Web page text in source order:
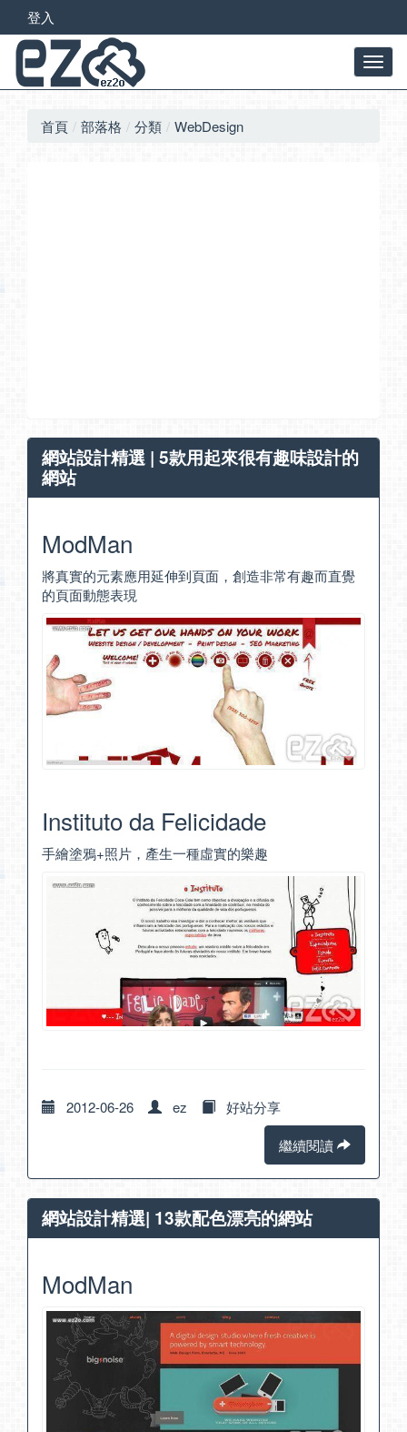
登入
首頁 部落格 分類 WebDesign
網站設計精選 | 5款用起來很有趣味設計的
網站
ModMan
將真實的元素應用延伸到頁面，創造非常有趣而直覺
的頁面動態表現
Instituto da Felicidade
手繪塗鴉+照片，產生一種虛實的樂趣
2012-06-26 ez
好站分享
繼續閱讀
網站設計精選| 13款配色漂亮的網站
ModMan